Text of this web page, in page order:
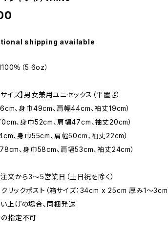
shipping available
100％（5.6oz）
サイズ】男女兼用ユニセックス（平置き）
、身巾49cm、肩幅44cm、袖丈19cm）
、身巾52cm、肩幅47cm、袖丈20cm）
、身巾55cm、肩幅50cm、袖丈22cm）
、身巾58cm、肩幅53cm、袖丈24cm）
注文から3〜5営業日（土日祝を除く）
リックポスト（箱サイズ：34cm x 25cm 厚み1〜3cm
上げの場合、同梱発送
指定不可